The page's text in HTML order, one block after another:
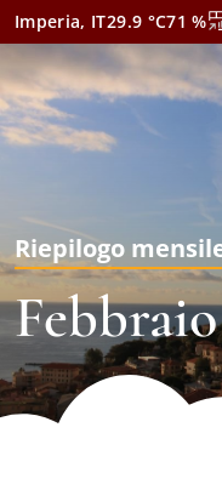
Imperia, IT29.9 °C71 %
Riepilogo